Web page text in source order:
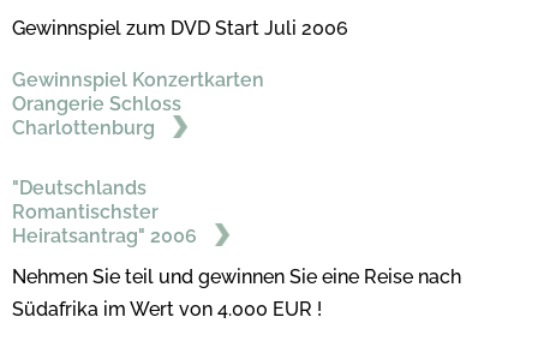
Gewinnspiel zum DVD Start Juli 2006
Gewinnspiel Konzertkarten
Orangerie Schloss
Charlottenburg
"Deutschlands
Romantischster
Heiratsantrag" 2006
Nehmen Sie teil und gewinnen Sie eine Reise nach
Südafrika im Wert von 4.000 EUR !